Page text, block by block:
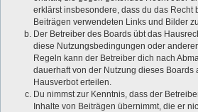
erklärst insbesondere, dass du das Recht
Beiträgen verwendeten Links und Bilder
Der Betreiber des Boards übt das
diese Nutzungsbedingungen oder
Regeln kann der Betreiber dich nach
dauerhaft von der Nutzung dieses Boards
Hausverbot erteilen.
Du nimmst zur Kenntnis, dass der
Inhalte von Beiträgen übernimmt, die er